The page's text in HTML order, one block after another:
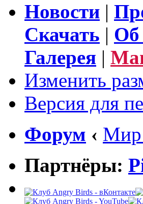
Новости |
Скачать | Об
Галерея |
Изменить
Версия для
Форум ‹ Мир
Партнёры: